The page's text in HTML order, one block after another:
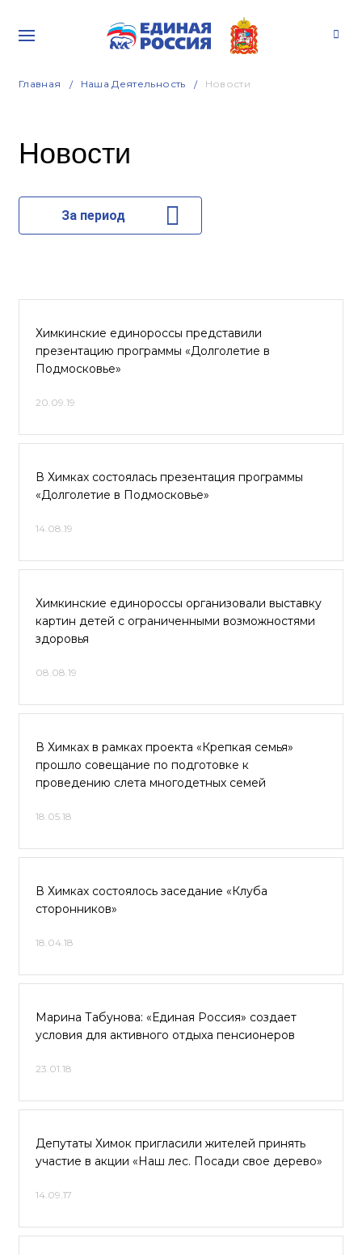
Главная Наша Деятельность Новости
Новости
За период
Химкинские единороссы представили
презентацию программы «Долголетие в
Подмосковье»
20.09.19
В Химках состоялась презентация программы
«Долголетие в Подмосковье»
14.08.19
Химкинские единороссы организовали выставку
картин детей с ограниченными возможностями
здоровья
08.08.19
В Химках в рамках проекта «Крепкая семья»
прошло совещание по подготовке к
проведению слета многодетных семей
18.05.18
В Химках состоялось заседание «Клуба
сторонников»
18.04.18
Марина Табунова: «Единая Россия» создает
условия для активного отдыха пенсионеров
23.01.18
Депутаты Химок пригласили жителей принять
участие в акции «Наш лес. Посади свое дерево»
14.09.17